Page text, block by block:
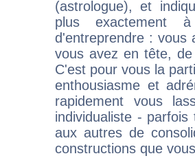
(astrologue), et
plus exactement
d'entreprendre :
vous avez en tête,
C'est pour vous la
enthousiasme et
rapidement vous
individualiste -
aux autres de
constructions que